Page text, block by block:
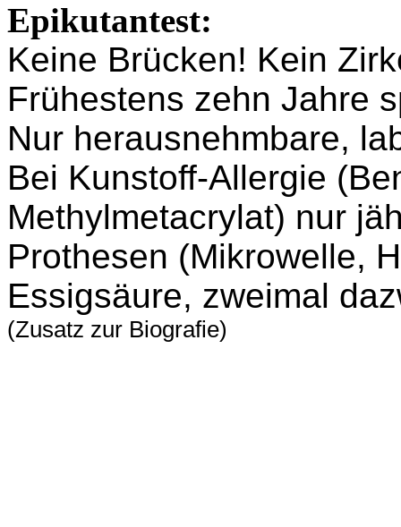
Epikutantest:
Keine Brücken! Kein
Frühestens zehn Jahre
Nur herausnehmbare,
Bei Kunstoff-Allergie
Methylmetacrylat) nur
Prothesen (Mikrowelle,
Essigsäure, zweimal
(Zusatz zur Biografie)